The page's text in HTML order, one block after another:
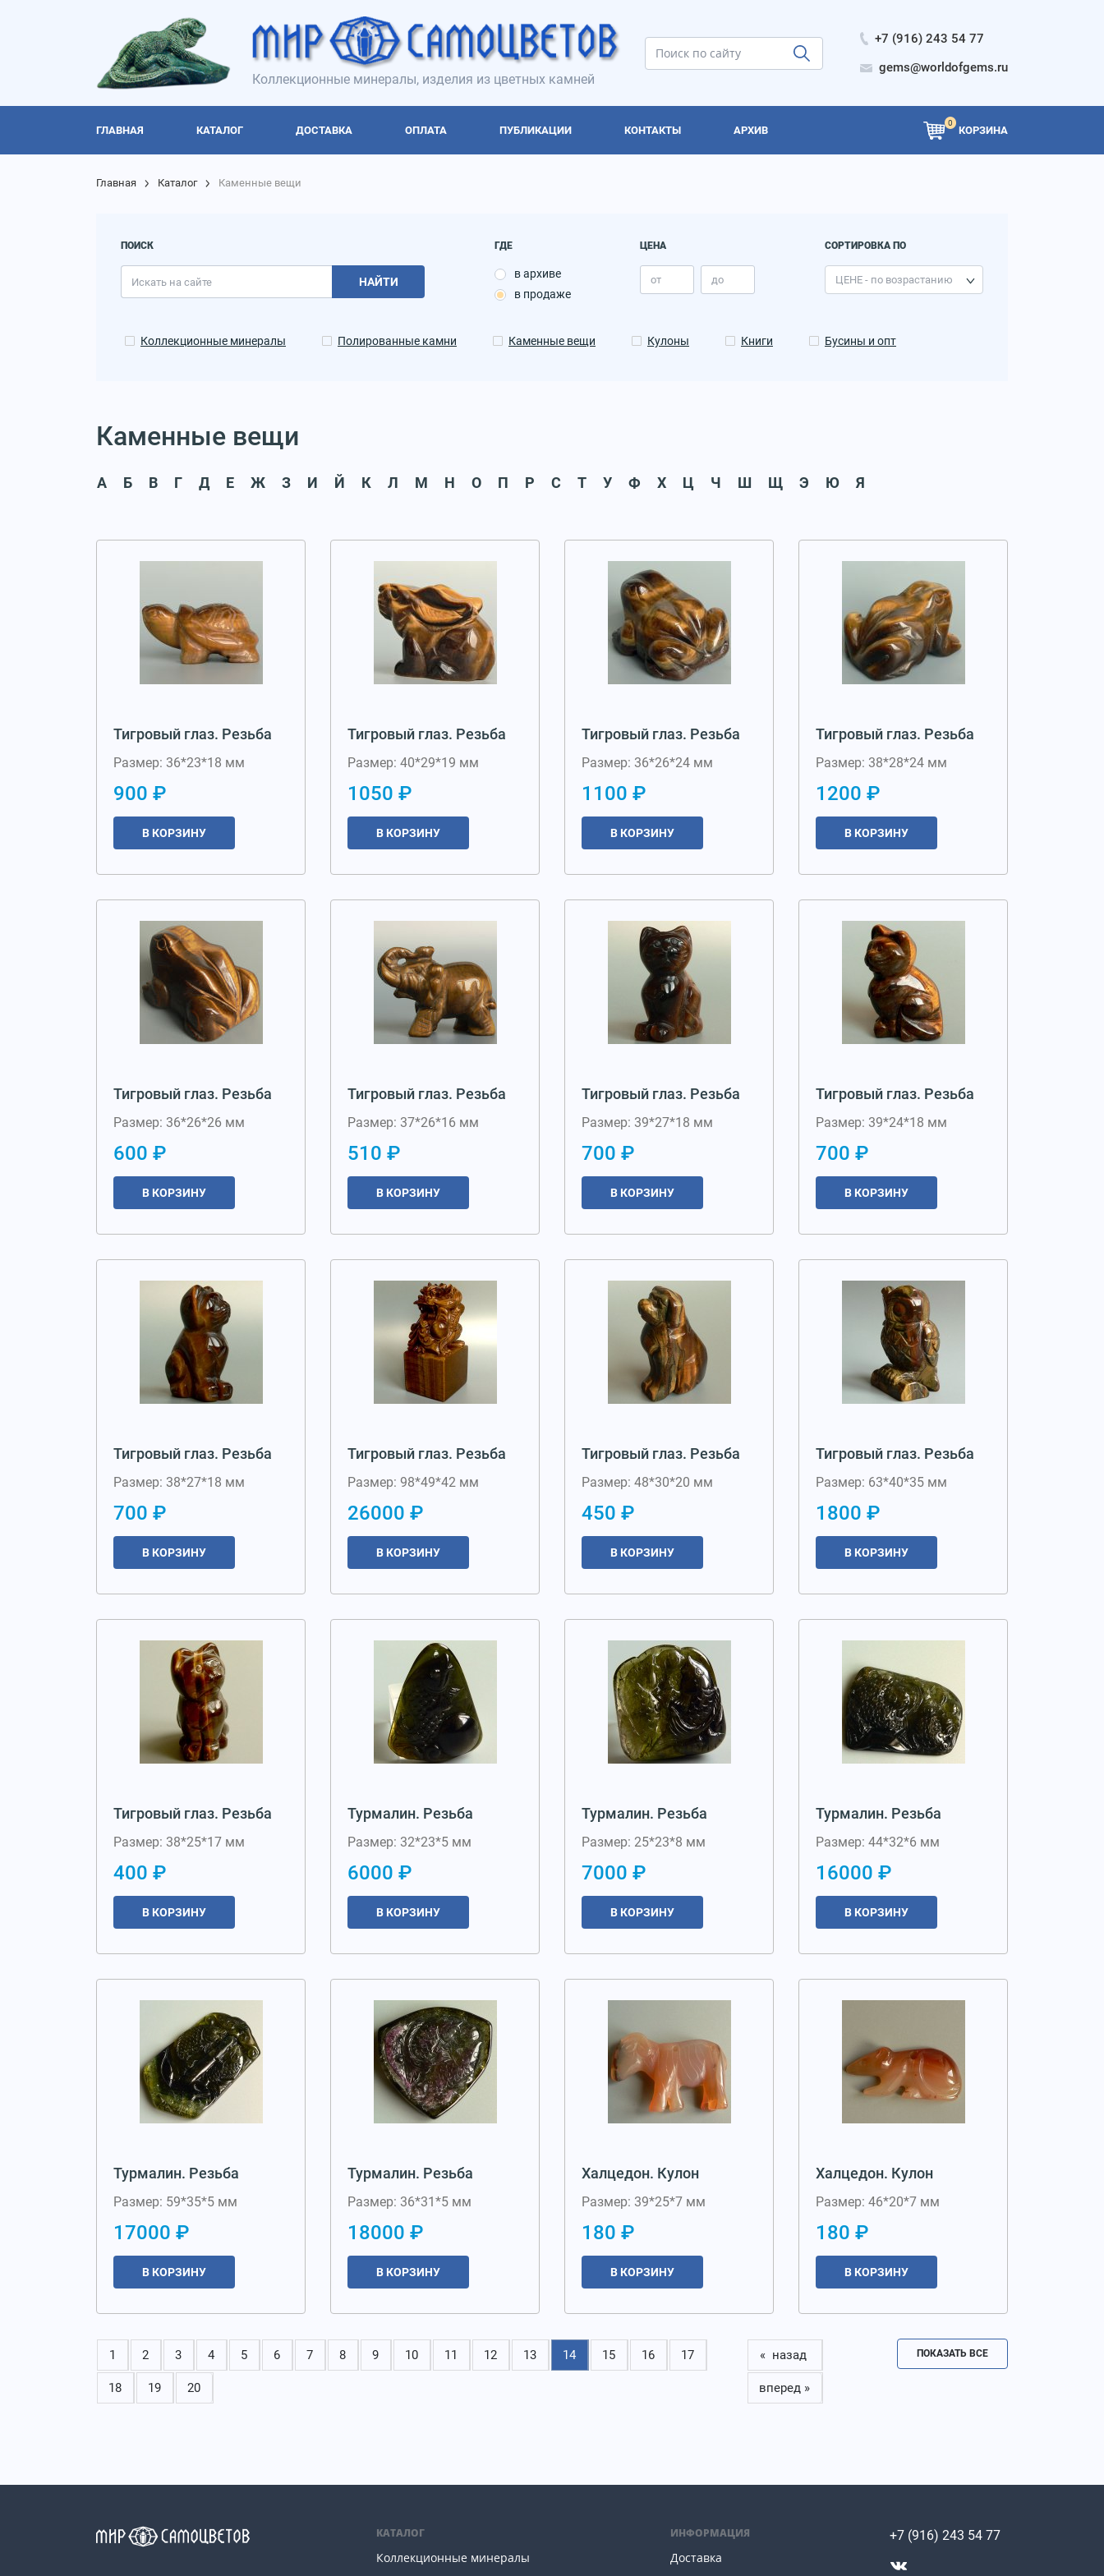
Коллекционные минералы, изделия из цветных камней
+7 (916) 243 54 77
gems@worldofgems.ru
ГЛАВНАЯ КАТАЛОГ ДОСТАВКА ОПЛАТА ПУБЛИКАЦИИ КОНТАКТЫ АРХИВ
0
КОРЗИНА
Главная Каталог Каменные вещи
ПОИСК
НАЙТИ
ГДЕ
в архиве
в продаже
ЦЕНА СОРТИРОВКА ПО
Коллекционные минералы Полированные камни Каменные вещи Кулоны Книги Бусины и опт
Каменные вещи
А Б В Г Д Е Ж З И Й К Л М Н О П Р С Т У Ф Х Ц Ч Ш Щ Э Ю Я
Тигровый глаз. Резьба
Размер: 36*23*18 мм
900 ₽
В КОРЗИНУ
Тигровый глаз. Резьба
Размер: 40*29*19 мм
1050 ₽
В КОРЗИНУ
Тигровый глаз. Резьба
Размер: 36*26*24 мм
1100 ₽
В КОРЗИНУ
Тигровый глаз. Резьба
Размер: 38*28*24 мм
1200 ₽
В КОРЗИНУ
Тигровый глаз. Резьба
Размер: 36*26*26 мм
600 ₽
В КОРЗИНУ
Тигровый глаз. Резьба
Размер: 37*26*16 мм
510 ₽
В КОРЗИНУ
Тигровый глаз. Резьба
Размер: 39*27*18 мм
700 ₽
В КОРЗИНУ
Тигровый глаз. Резьба
Размер: 39*24*18 мм
700 ₽
В КОРЗИНУ
Тигровый глаз. Резьба
Размер: 38*27*18 мм
700 ₽
В КОРЗИНУ
Тигровый глаз. Резьба
Размер: 98*49*42 мм
26000 ₽
В КОРЗИНУ
Тигровый глаз. Резьба
Размер: 48*30*20 мм
450 ₽
В КОРЗИНУ
Тигровый глаз. Резьба
Размер: 63*40*35 мм
1800 ₽
В КОРЗИНУ
Тигровый глаз. Резьба
Размер: 38*25*17 мм
400 ₽
В КОРЗИНУ
Турмалин. Резьба
Размер: 32*23*5 мм
6000 ₽
В КОРЗИНУ
Турмалин. Резьба
Размер: 25*23*8 мм
7000 ₽
В КОРЗИНУ
Турмалин. Резьба
Размер: 44*32*6 мм
16000 ₽
В КОРЗИНУ
Турмалин. Резьба
Размер: 59*35*5 мм
17000 ₽
В КОРЗИНУ
Турмалин. Резьба
Размер: 36*31*5 мм
18000 ₽
В КОРЗИНУ
Халцедон. Кулон
Размер: 39*25*7 мм
180 ₽
В КОРЗИНУ
Халцедон. Кулон
Размер: 46*20*7 мм
180 ₽
В КОРЗИНУ
1 2 3 4 5 6 7 8 9 10 11 12 13 14 15 16 17
18 19 20
« назад
вперед »
ПОКАЗАТЬ ВСЕ
КАТАЛОГ
Коллекционные минералы
ИНФОРМАЦИЯ
Доставка
+7 (916) 243 54 77